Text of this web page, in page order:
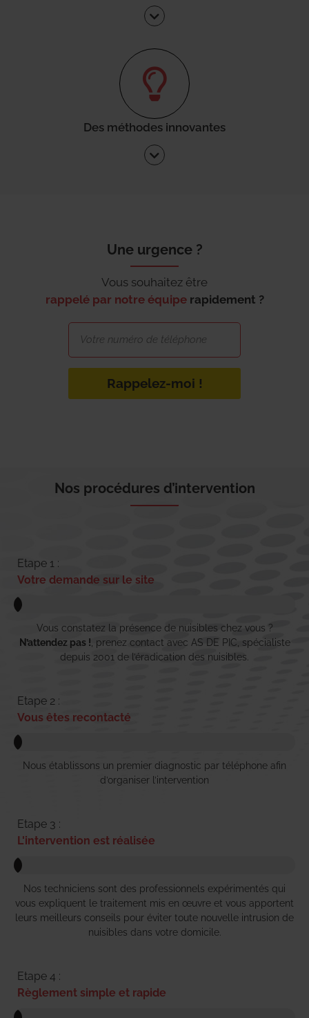
Des méthodes innovantes
Une urgence ?
Vous souhaitez être
rappelé par notre équipe rapidement ?
Rappelez-moi !
Nos procédures d’intervention
Etape 1 :
Votre demande sur le site
Vous constatez la présence de nuisibles chez vous ?
N’attendez pas ! , prenez contact avec AS DE PIC, spécialiste
depuis 2001 de l’éradication des nuisibles.
Etape 2 :
Vous êtes recontacté
Nous établissons un premier diagnostic par téléphone afin
d’organiser l’intervention
Etape 3 :
L'intervention est réalisée
Nos techniciens sont des professionnels expérimentés qui
vous expliquent le traitement mis en œuvre et vous apportent
leurs meilleurs conseils pour éviter toute nouvelle intrusion de
nuisibles dans votre domicile.
Etape 4 :
Règlement simple et rapide